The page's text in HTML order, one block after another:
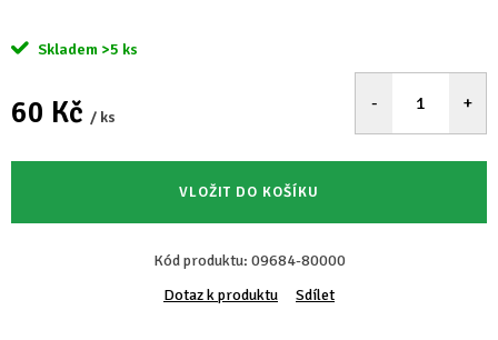
Skladem >5 ks
60 Kč / ks
VLOŽIT DO KOŠÍKU
Kód produktu: 09684-80000
Dotaz k produktu
Sdílet